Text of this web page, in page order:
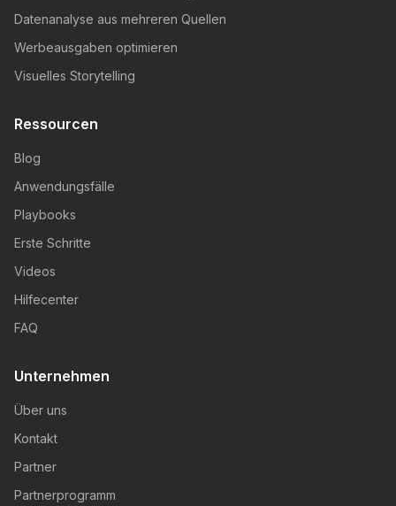
Datenanalyse aus mehreren Quellen
Werbeausgaben optimieren
Visuelles Storytelling
Ressourcen
Blog
Anwendungsfälle
Playbooks
Erste Schritte
Videos
Hilfecenter
FAQ
Unternehmen
Über uns
Kontakt
Partner
Partnerprogramm